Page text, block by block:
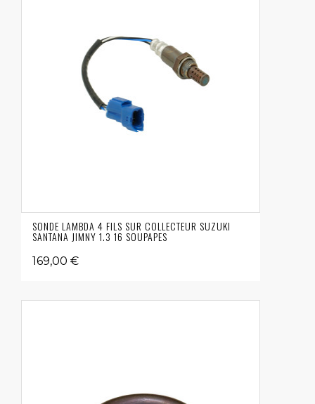
SONDE LAMBDA 4 FILS SUR COLLECTEUR SUZUKI
SANTANA JIMNY 1.3 16 SOUPAPES
169,00 €